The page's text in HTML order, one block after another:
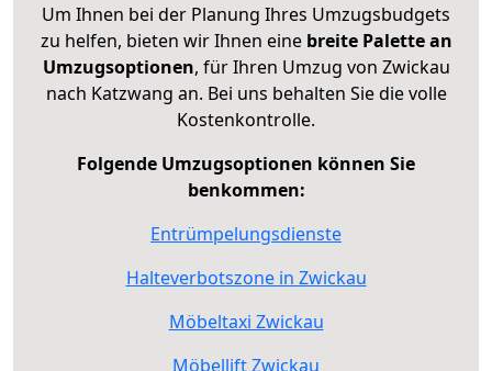
Um Ihnen bei der Planung Ihres Umzugsbudgets
zu helfen, bieten wir Ihnen eine breite Palette an
Umzugsoptionen, für Ihren Umzug von Zwickau
nach Katzwang an. Bei uns behalten Sie die volle
Kostenkontrolle.
Folgende Umzugsoptionen können Sie
benkommen:
Entrümpelungsdienste
Halteverbotszone in Zwickau
Möbeltaxi Zwickau
Möbellift Zwickau